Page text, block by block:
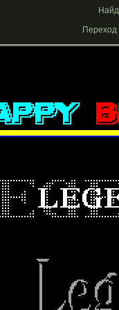
Переход